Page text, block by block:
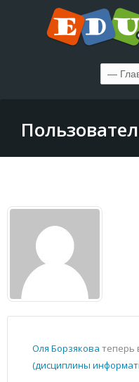
Оля Борзякова теперь
(дисциплины